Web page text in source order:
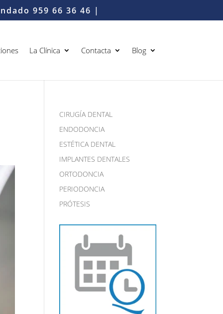
959 66 36 46 |
La Clínica Contacta Blog
CIRUGÍA DENTAL
ENDODONCIA
ESTÉTICA DENTAL
IMPLANTES DENTALES
ORTODONCIA
PERIODONCIA
PRÓTESIS